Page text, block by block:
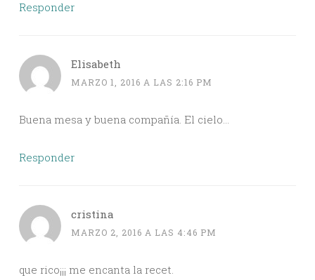
Responder
Elisabeth
MARZO 1, 2016 A LAS 2:16 PM
Buena mesa y buena compañía. El cielo…
Responder
cristina
MARZO 2, 2016 A LAS 4:46 PM
que rico¡¡¡ me encanta la recet.